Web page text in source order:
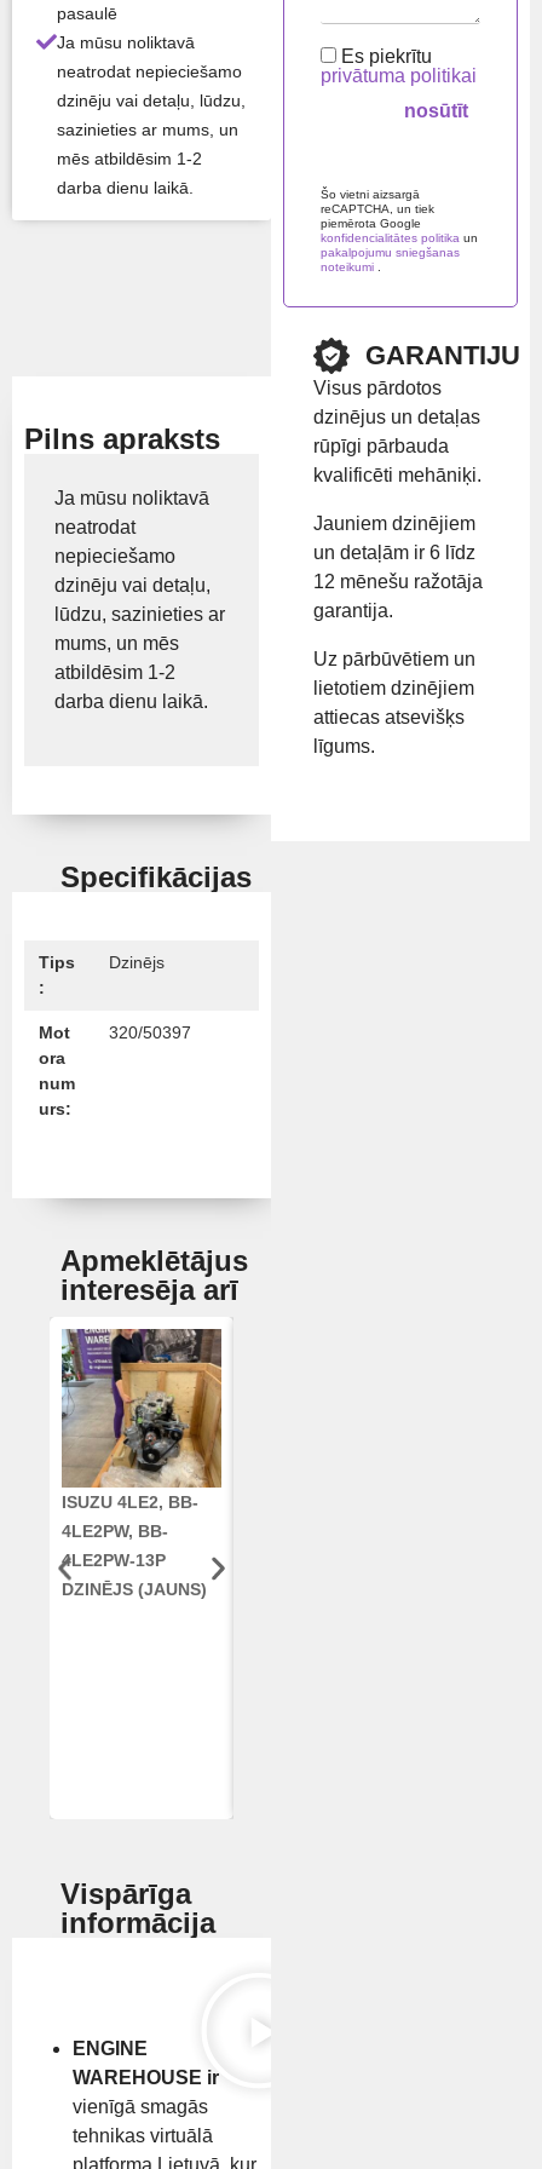
pasaulē
Ja mūsu noliktavā
neatrodat nepieciešamo
dzinēju vai detaļu, lūdzu,
sazinieties ar mums, un
mēs atbildēsim 1-2
darba dienu laikā.
Gali
47kW
Visas produkta īpašības ›
Preču zīme:JCB
Pilns apraksts
Ja mūsu noliktavā
neatrodat
nepieciešamo
dzinēju vai detaļu,
lūdzu, sazinieties ar
mums, un mēs
atbildēsim 1-2
darba dienu laikā.
Specifikācijas
Tips
:
Dzinējs
Mot
ora
num
urs:
320/50397
Apmeklētājus
interesēja arī
ISUZU 4LE2, BB-
4LE2PW, BB-
4LE2PW-13P
DZINĒJS (JAUNS)
Vispārīga
informācija
ENGINE
WAREHOUSE ir
vienīgā smagās
tehnikas virtuālā
Es piekrītu
privātuma politikai
leave
this
field
empty.
Šo vietni aizsargā
reCAPTCHA, un tiek
piemērota Google
konfidencialitātes politika un
pakalpojumu sniegšanas
noteikumi
GARANTIJU
Visus pārdotos
dzinējus un detaļas
rūpīgi pārbauda
kvalificēti mehāniķi.
Jauniem dzinējiem
un detaļām ir 6 līdz
12 mēnešu ražotāja
garantija.
Uz pārbūvētiem un
lietotiem dzinējiem
attiecas atsevišķs
līgums.